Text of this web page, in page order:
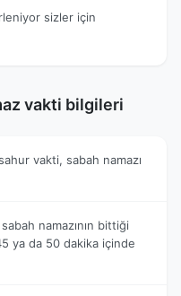
sizler için
vakti bilgileri
vakti, sabah namazı
namazının bittiği
ya da 50 dakika içinde